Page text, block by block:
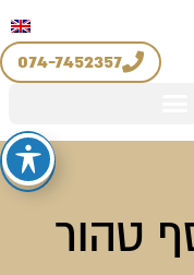
074-7452357
טהור